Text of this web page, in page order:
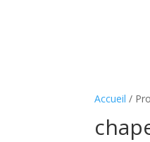
Accueil /